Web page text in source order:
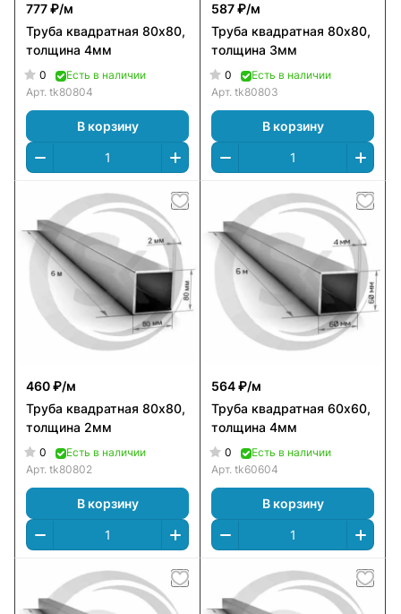
777 ₽/м
Труба квадратная 80х80,
толщина 4мм
0
Есть в наличии
Арт. tk80804
В корзину
587 ₽/м
Труба квадратная 80х80,
толщина 3мм
0
Есть в наличии
Арт. tk80803
В корзину
460 ₽/м
Труба квадратная 80х80,
толщина 2мм
0
Есть в наличии
Арт. tk80802
В корзину
564 ₽/м
Труба квадратная 60х60,
толщина 4мм
0
Есть в наличии
Арт. tk60604
В корзину